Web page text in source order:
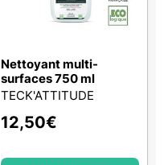
Nettoyant multi-
surfaces 750 ml
TECK'ATTITUDE
12,50€